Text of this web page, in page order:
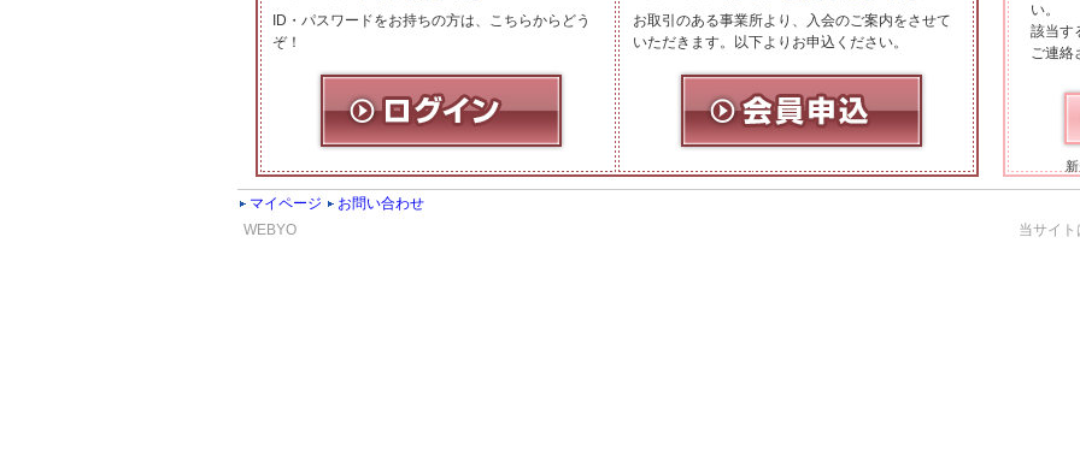
ID・パスワードをお持ちの方は、こちらからどう
ぞ！
お取引のある事業所より、入会のご案内をさせて
いただきます。以下よりお申込ください。
い。
該当す
ご連絡
マイページ
お問い合わせ
当サイ
WEBYO